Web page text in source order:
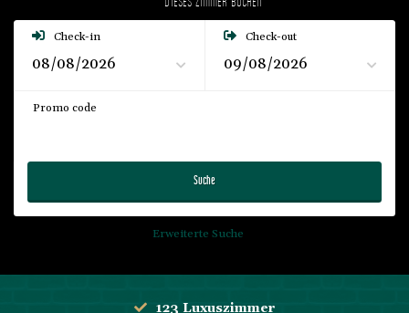
Check-in Check-out
Promo code
Suche
Erweiterte Suche
123 Luxuszimmer